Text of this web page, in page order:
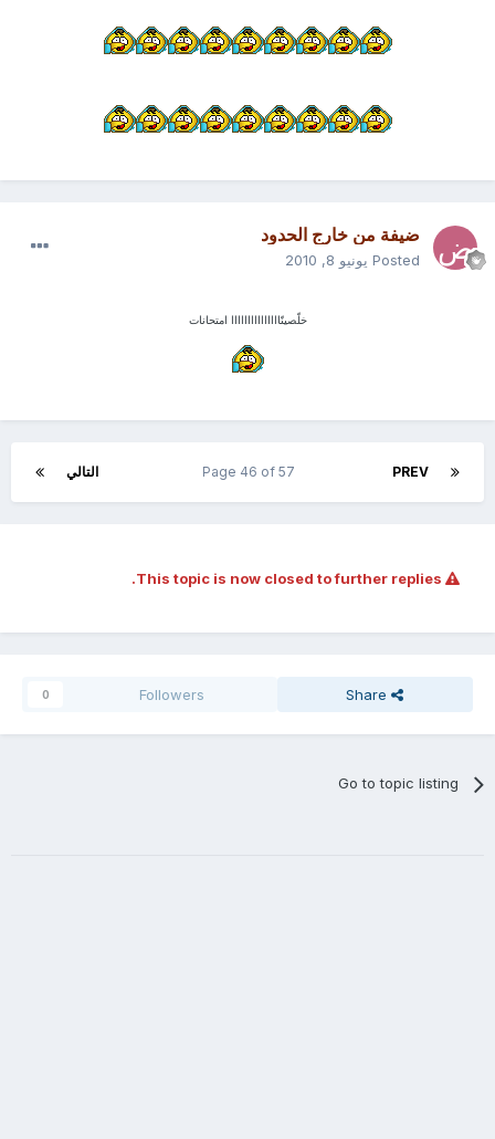
ضيفة من خارج الحدود
Posted يونيو 8, 2010
خلّصينّااااااااااااااا امتحانات
PREV التالي Page 46 of 57
This topic is now closed to further replies.
Share
Followers
0
Go to topic listing